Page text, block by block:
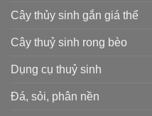
Cây thủy sinh gắn giá thể
Cây thuỷ sinh rong bèo
Dụng cụ thuỷ sinh
Đá, sỏi, phân nền